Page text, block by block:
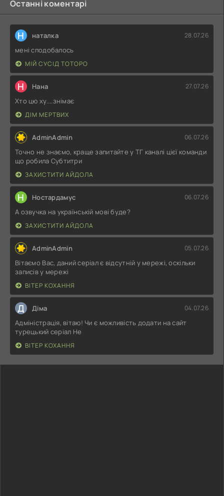
Останні коментарі
Н наталка 28.07.26
мені сподобалось
МІЙ СУСІД ТОТОРО
Н Нана 27.07.26
Хто цю ху....знімає
ДІМ МЕРТВИХ
AdminAdmin 06.07.26
Точно не знаємо, краще запитайте у ТГ каналі цієї команди
що робила Субтитри
ЗАХИСТИТИ АЙДОЛА
Н Ностардамус 06.07.26
А озвучка на українській мові буде?
ЗАХИСТИТИ АЙДОЛА
AdminAdmin 05.07.26
Вітаємо Вас, даний серіал є відсутній у мережі, оскільки
записів у мережі
ВІТЕР КОХАННЯ
Д Діма 04.07.26
Адміністрація, вітаю! Чи є можливість додати на сайт
турецький серіал Не
ВІТЕР КОХАННЯ